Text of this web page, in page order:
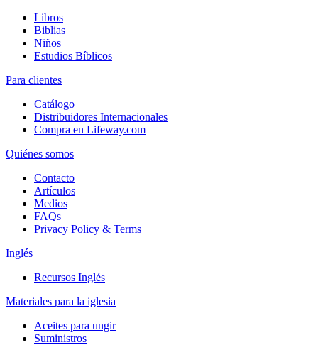
Libros
Biblias
Niños
Estudios Bíblicos
Para clientes
Catálogo
Distribuidores Internacionales
Compra en Lifeway.com
Quiénes somos
Contacto
Artículos
Medios
FAQs
Privacy Policy & Terms
Inglés
Recursos Inglés
Materiales para la iglesia
Aceites para ungir
Suministros